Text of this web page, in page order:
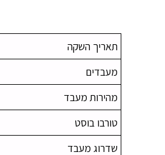
תאריך השקה
מעבדים
מהירות מעבד
טורבו בוסט
שדרוג מעבד